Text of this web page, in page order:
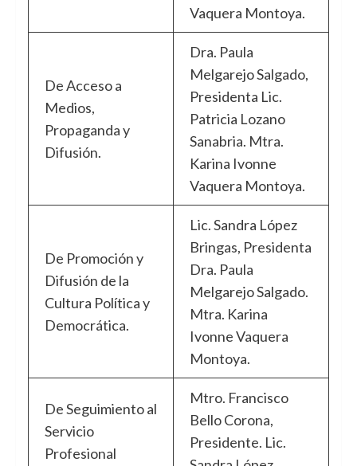
Vaquera Montoya.
De Acceso a
Medios,
Propaganda y
Difusión.
Dra. Paula
Melgarejo Salgado,
Presidenta Lic.
Patricia Lozano
Sanabria. Mtra.
Karina Ivonne
Vaquera Montoya.
De Promoción y
Difusión de la
Cultura Política y
Democrática.
Lic. Sandra López
Bringas, Presidenta
Dra. Paula
Melgarejo Salgado.
Mtra. Karina
Ivonne Vaquera
Montoya.
De Seguimiento al
Servicio
Profesional
Mtro. Francisco
Bello Corona,
Presidente. Lic.